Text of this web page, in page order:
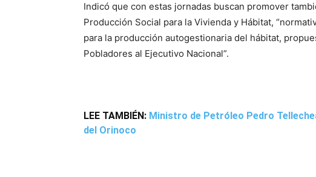
Indicó que con estas jornadas buscan promover
Producción Social para la Vivienda y Hábitat,
para la producción autogestionaria del hábitat,
Pobladores al Ejecutivo Nacional”.
LEE TAMBIÉN: Ministro de Petróleo Pedro
del Orinoco